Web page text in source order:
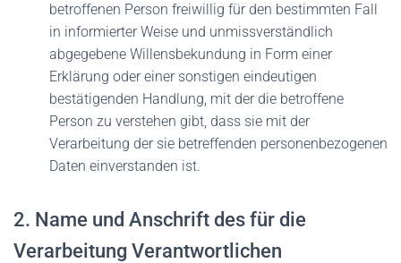
betroffenen Person freiwillig für den bestimmten Fall
in informierter Weise und unmissverständlich
abgegebene Willensbekundung in Form einer
Erklärung oder einer sonstigen eindeutigen
bestätigenden Handlung, mit der die betroffene
Person zu verstehen gibt, dass sie mit der
Verarbeitung der sie betreffenden personenbezogenen
Daten einverstanden ist.
2. Name und Anschrift des für die
Verarbeitung Verantwortlichen